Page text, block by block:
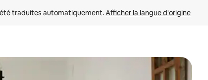
traduites automatiquement. Afficher la langue d'origine